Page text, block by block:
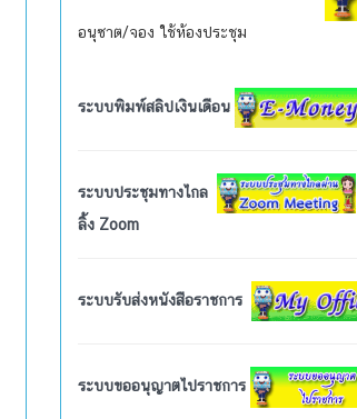
อนุซาต/จอง ใช้ห้องประชุม
ระบบพิมพ์สลิปเงินเดือน
ระบบประชุมทางไกล
ลิ้ง Zoom
ระบบรับส่งหนังสือราชการ
ระบบขออนุญาตไปราชการ